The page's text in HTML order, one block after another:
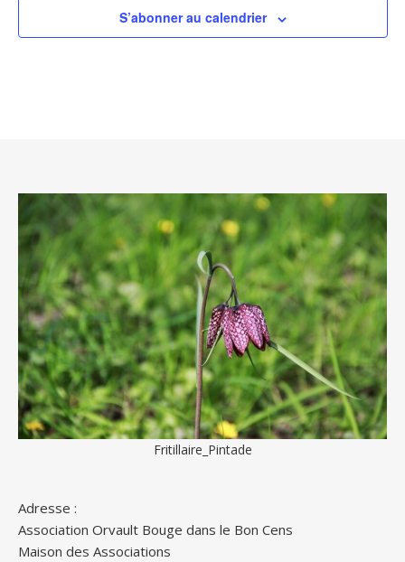
S’abonner au calendrier
Fritillaire_Pintade
Adresse :
Association Orvault Bouge dans le Bon Cens
Maison des Associations